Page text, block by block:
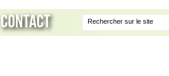
Contact